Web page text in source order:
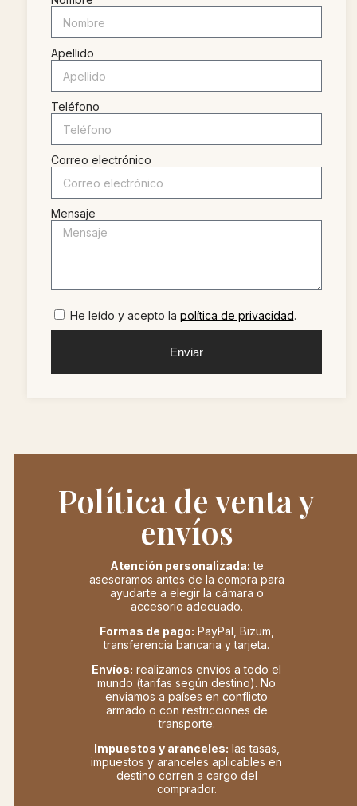
Apellido
Teléfono
Correo electrónico
Mensaje
He leído y acepto la política de privacidad.
Enviar
Política de venta y
envíos
Atención personalizada: te
asesoramos antes de la compra para
ayudarte a elegir la cámara o
accesorio adecuado.
Formas de pago: PayPal, Bizum,
transferencia bancaria y tarjeta.
Envíos: realizamos envíos a todo el
mundo (tarifas según destino). No
enviamos a países en conflicto
armado o con restricciones de
transporte.
Impuestos y aranceles: las tasas,
impuestos y aranceles aplicables en
destino corren a cargo del
comprador.